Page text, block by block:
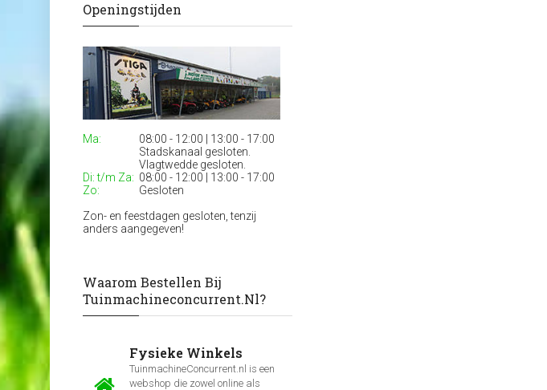
Openingstijden
Ma:
08:00 - 12:00 | 13:00 - 17:00
Stadskanaal gesloten.
Vlagtwedde gesloten.
Di: t/m Za: 08:00 - 12:00 | 13:00 - 17:00
Zo:
Gesloten
Zon- en feestdagen gesloten, tenzij
anders aangegeven!
Waarom Bestellen Bij
Tuinmachineconcurrent.nl?
Fysieke Winkels
TuinmachineConcurrent.nl is een
webshop die zowel online als